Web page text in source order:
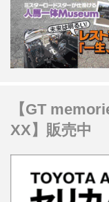
【GT
XX】販売中